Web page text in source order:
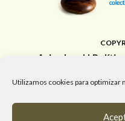
Utilizamos cookies para optimizar
Aviso legal|